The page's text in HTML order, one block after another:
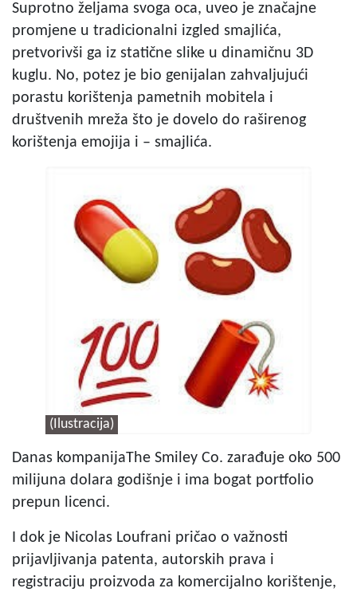
Suprotno željama svoga oca, uveo je značajne
promjene u tradicionalni izgled smajlića,
pretvorivši ga iz statične slike u dinamičnu 3D
kuglu. No, potez je bio genijalan zahvaljujući
porastu korištenja pametnih mobitela i
društvenih mreža što je dovelo do raširenog
korištenja emojija i – smajlića.
(Ilustracija)
Danas kompanijaThe Smiley Co. zarađuje oko 500
milijuna dolara godišnje i ima bogat portfolio
prepun licenci.
I dok je Nicolas Loufrani pričao o važnosti
prijavljivanja patenta, autorskih prava i
registraciju proizvoda za komercijalno korištenje,